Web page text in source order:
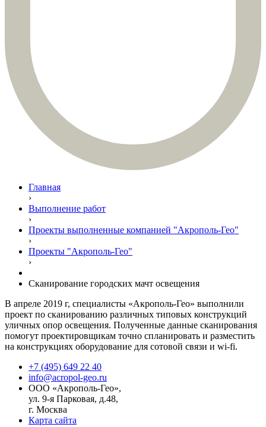
Главная
›
Выполнение работ
›
Проекты выполненные компанией "Акрополь-Гео"
›
Проекты "Акрополь-Гео"
›
Сканирование городских мачт освещения
В апреле 2019 г, специалисты «Акрополь-Гео» выполнили
проект по сканированию различных типовых конструкций
уличных опор освещения. Полученные данные сканирования
помогут проектировщикам точно спланировать и разместить
на конструкциях оборудование для сотовой связи и wi-fi.
+7 (495) 649 22 40
info@acropol-geo.ru
ООО «Акрополь-Гео»,
ул. 9-я Парковая, д.48,
г. Москва
Карта сайта